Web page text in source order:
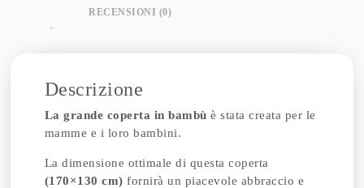
RECENSIONI (0)
Descrizione
La grande coperta in bambù è stata creata per le
mamme e i loro bambini.
La dimensione ottimale di questa coperta
(170×130 cm) fornirà un piacevole abbraccio e